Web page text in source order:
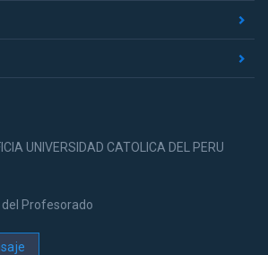
UNIVERSIDAD CATOLICA DEL PERU
Profesorado